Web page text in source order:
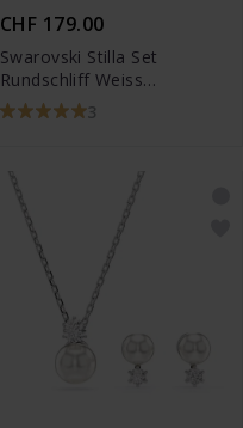
CHF 179.00
Swarovski Stilla Set
Rundschliff Weiss
Rhodiniert - 5647663
3